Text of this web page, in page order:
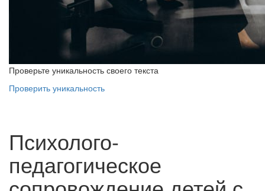
Проверьте уникальность своего текста
Проверить уникальность
Психолого-
педагогическое